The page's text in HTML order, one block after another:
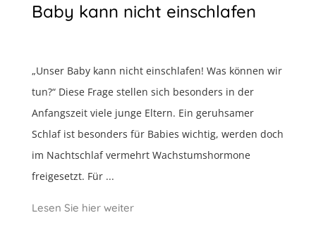
Baby kann nicht einschlafen
„Unser Baby kann nicht einschlafen! Was können wir
tun?“ Diese Frage stellen sich besonders in der
Anfangszeit viele junge Eltern. Ein geruhsamer
Schlaf ist besonders für Babies wichtig, werden doch
im Nachtschlaf vermehrt Wachstumshormone
freigesetzt. Für ...
Lesen Sie hier weiter